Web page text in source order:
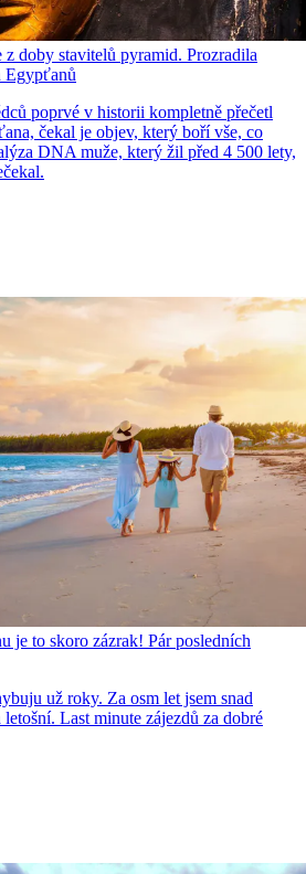
doby stavitelů pyramid. Prozradila
Egypťanů
poprvé v historii kompletně přečetl
čekal je objev, který boří vše, co
DNA muže, který žil před 4 500 lety,
je to skoro zázrak! Pár posledních
už roky. Za osm let jsem snad
Last minute zájezdů za dobré